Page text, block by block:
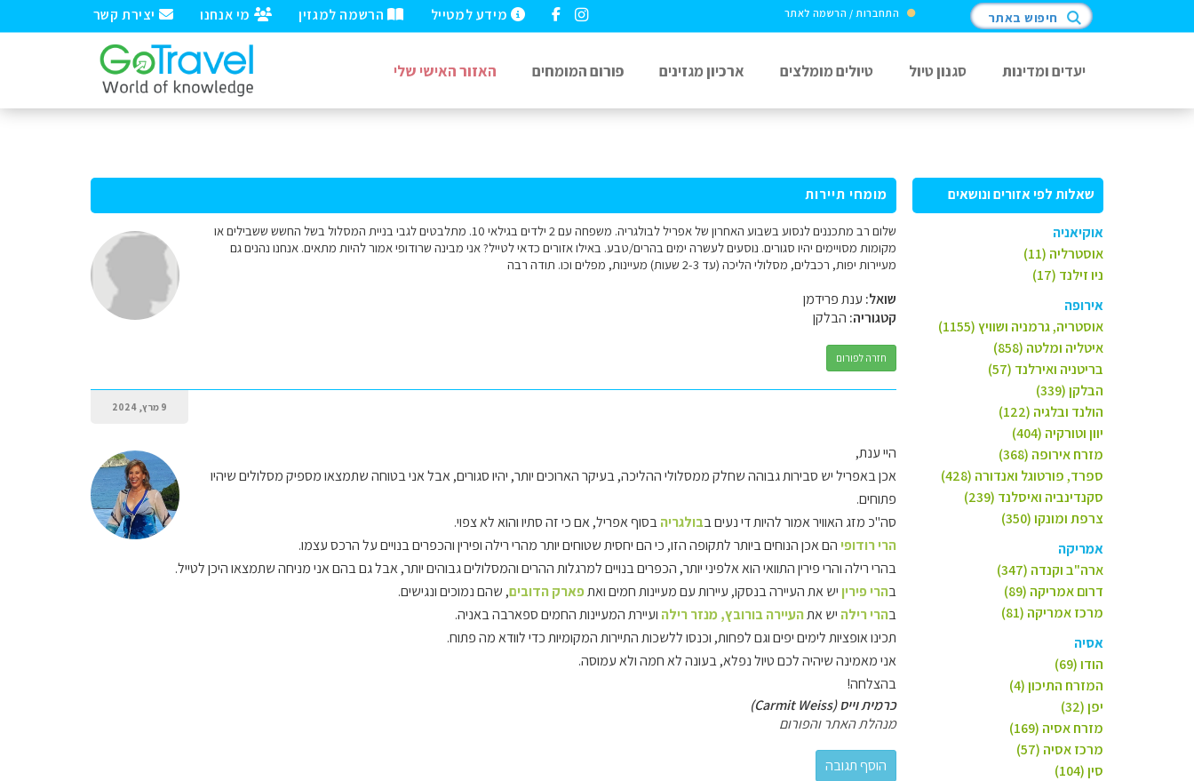
יצירת קשר מי אנחנו הרשמה למגזין מידע למטייל התחברות / הרשמה לאתר חיפוש באתר
יעדים ומדינות סגנון טיול טיולים מומלצים ארכיון מגזינים פורום המומחים האזור האישי שלי
שאלות לפי אזורים ונושאים
אוקיאניה
אוסטרליה (11)
ניו זילנד (17)
אירופה
אוסטריה, גרמניה ושוויץ (1155)
איטליה ומלטה (858)
בריטניה ואירלנד (57)
הבלקן (339)
הולנד ובלגיה (122)
יוון וטורקיה (404)
מזרח אירופה (368)
ספרד, פורטוגל ואנדורה (428)
סקנדינביה ואיסלנד (239)
צרפת ומונקו (350)
אמריקה
ארה"ב וקנדה (347)
דרום אמריקה (89)
מרכז אמריקה (81)
אסיה
הודו (69)
המזרח התיכון (4)
יפן (32)
מזרח אסיה (169)
מרכז אסיה (57)
סין (104)
מומחי תיירות
שלום רב מתכננים לנסוע בשבוע האחרון של אפריל לבולגריה. משפחה עם 2 ילדים בגילאי 10. מתלבטים לגבי בניית המסלול בשל החשש ששבילים או
מקומות מסויימים יהיו סגורים. נוסעים לעשרה ימים בהרים/טבע. באילו אזורים כדאי לטייל? אני מבינה שרודופי אמור להיות מתאים. אנחנו נהנים גם
מעיירות יפות, רכבלים, מסלולי הליכה (עד 2-3 שעות) מעיינות, מפלים וכו. תודה רבה
שואל: ענת פרידמן
קטגוריה: הבלקן
חזרה לפורום
9 מרץ, 2024
היי ענת,
אכן באפריל יש סבירות גבוהה שחלק ממסלולי ההליכה, בעיקר הארוכים יותר, יהיו סגורים, אבל אני בטוחה שתמצאו מספיק מסלולים שיהיו
פתוחים.
סה"כ מזג האוויר אמור להיות די נעים בבולגריהבסוף אפריל, אם כי זה סתיו והוא לא צפוי.
הרי רודופי הם אכן הנוחים ביותר לתקופה הזו, כי הם יחסית שטוחים יותר מהרי רילה ופירין והכפרים בנויים על הרכס עצמו.
בהרי רילה והרי פירין התוואי הוא אלפיני יותר, הכפרים בנויים למרגלות ההרים והמסלולים גבוהים יותר, אבל גם בהם אני מניחה שתמצאו היכן לטייל.
בהרי פירין יש את העיירה בנסקו, עיירות עם מעיינות חמים ואתפארק הדובים, שהם נמוכים ונגישים.
בהרי רילה יש אתהעיירה בורובץ, מנזר רילה ועיירת המעיינות החמים ספארבה באניה.
תכינו אופציות לימים יפים וגם לפחות, וכנסו ללשכות התיירות המקומיות כדי לוודא מה פתוח.
אני מאמינה שיהיה לכם טיול נפלא, בעונה לא חמה ולא עמוסה.
בהצלחה!
כרמית וייס (Carmit Weiss)
מנהלת האתר והפורום